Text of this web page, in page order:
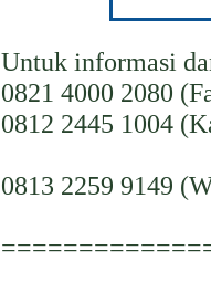
Untuk informasi
0821 4000 2080
0812 2445 1004
0813 2259 9149